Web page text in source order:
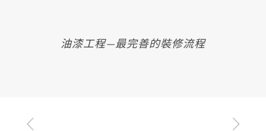
油漆工程—最完善的裝修流程